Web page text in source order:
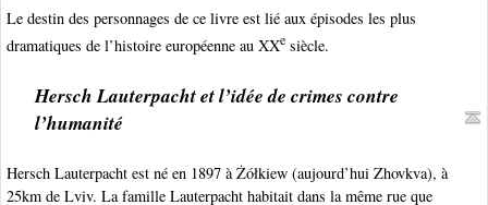
Le destin des personnages de ce livre est lié aux épisodes les plus
dramatiques de l’histoire européenne au XXe siècle.
Hersch Lauterpacht et l’idée de crimes contre
l’humanité
Hersch Lauterpacht est né en 1897 à Żółkiew (aujourd’hui Zhovkva), à
25km de Lviv. La famille Lauterpacht habitait dans la même rue que